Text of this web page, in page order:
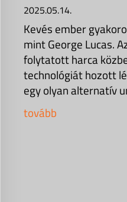
2025.05.14.
Kevés ember
mint George Lucas.
folytatott harca
technológiát hozott
egy olyan alternatív
tovább